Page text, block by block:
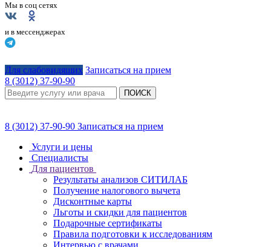
Мы в соц сетях
и в мессенджерах
Для слабовидящих Записаться на прием
8 (3012) 37-90-90
ПОИСК
8 (3012) 37-90-90 Записаться на прием
Услуги и цены
Специалисты
Для пациентов
Результаты анализов СИТИЛАБ
Получение налогового вычета
Дисконтные карты
Льготы и скидки для пациентов
Подарочные сертификаты
Правила подготовки к исследованиям
Интервью с врачами